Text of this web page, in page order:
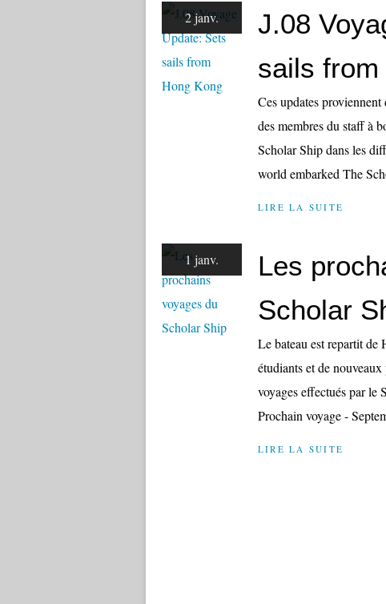
2 janv.
J.08
sails from
Ces updates
des membres du staff à
Scholar Ship dans les
world embarked The
LIRE LA SUITE
1 janv.
Les
Scholar
Le bateau est repartit de
étudiants et de
voyages effectués par le
Prochain voyage -
LIRE LA SUITE